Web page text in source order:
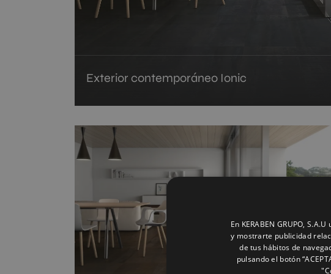
Exterior contemporáneo Ionic
En KERABEN GRUPO,
y mostrarte publicidad
de tus hábitos de
pulsando el botón